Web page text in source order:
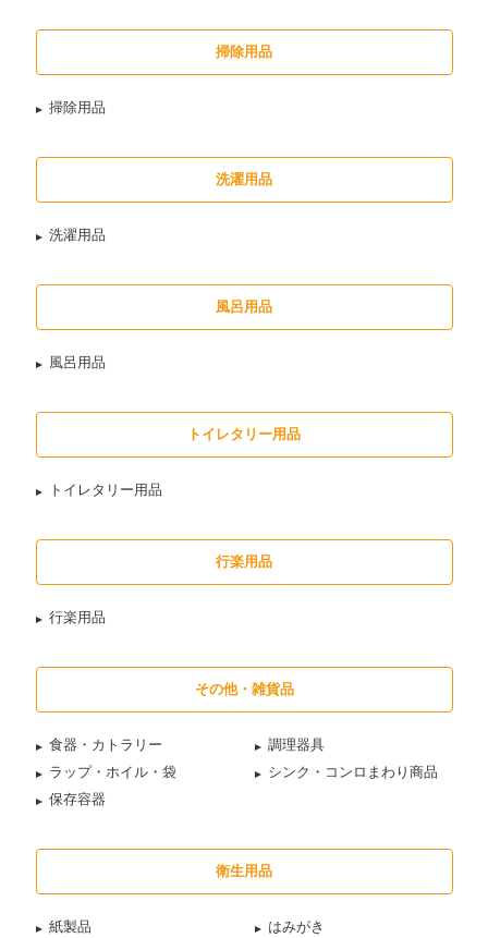
掃除用品
掃除用品
洗濯用品
洗濯用品
風呂用品
風呂用品
トイレタリー用品
トイレタリー用品
行楽用品
行楽用品
その他・雑貨品
食器・カトラリー
調理器具
ラップ・ホイル・袋
シンク・コンロまわり商品
保存容器
衛生用品
紙製品 はみがき